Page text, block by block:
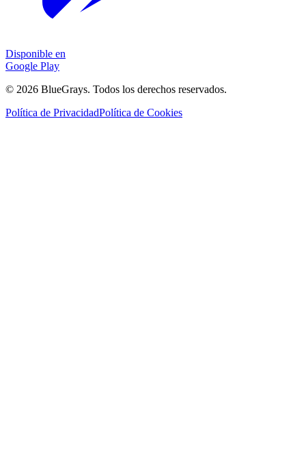
Disponible en
Google Play
© 2026 BlueGrays. Todos los derechos reservados.
Política de PrivacidadPolítica de Cookies